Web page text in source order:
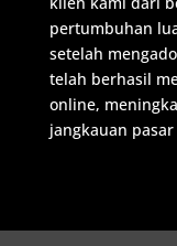
pertumbuhan
setelah
telah berhasil
online,
jangkauan pasar